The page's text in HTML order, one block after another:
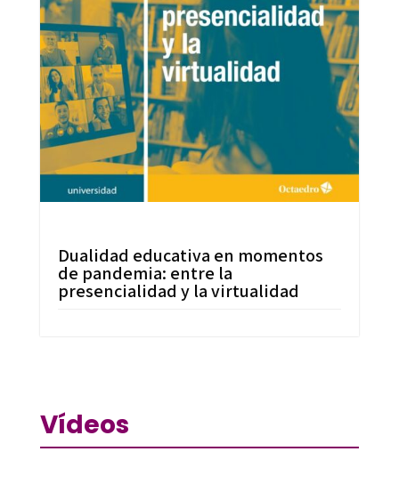
Dualidad educativa en momentos
de pandemia: entre la
presencialidad y la virtualidad
Vídeos